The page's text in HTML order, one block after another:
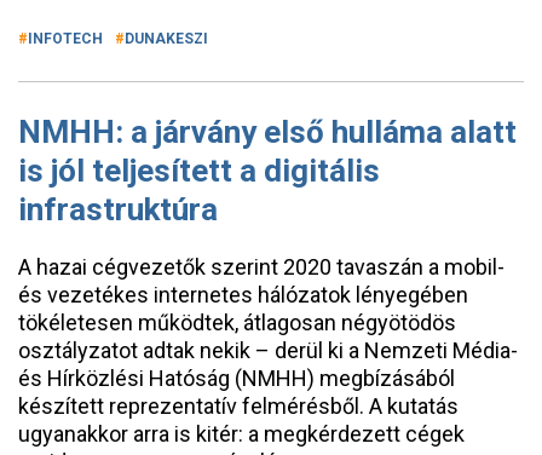
INFOTECH DUNAKESZI
NMHH: a járvány első hulláma alatt
is jól teljesített a digitális
infrastruktúra
A hazai cégvezetők szerint 2020 tavaszán a mobil-
és vezetékes internetes hálózatok lényegében
tökéletesen működtek, átlagosan négyötödös
osztályzatot adtak nekik – derül ki a Nemzeti Média-
és Hírközlési Hatóság (NMHH) megbízásából
készített reprezentatív felmérésből. A kutatás
ugyanakkor arra is kitér: a megkérdezett cégek